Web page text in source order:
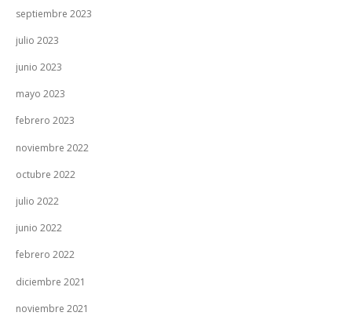
septiembre 2023
julio 2023
junio 2023
mayo 2023
febrero 2023
noviembre 2022
octubre 2022
julio 2022
junio 2022
febrero 2022
diciembre 2021
noviembre 2021